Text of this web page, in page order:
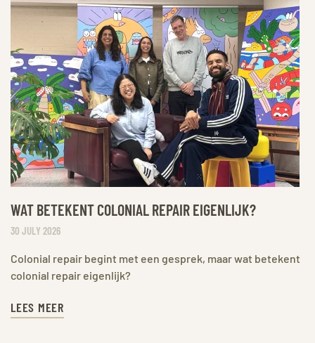
WAT BETEKENT COLONIAL REPAIR EIGENLIJK?
30 JULY 2026
Colonial repair begint met een gesprek, maar wat betekent
colonial repair eigenlijk?
LEES MEER